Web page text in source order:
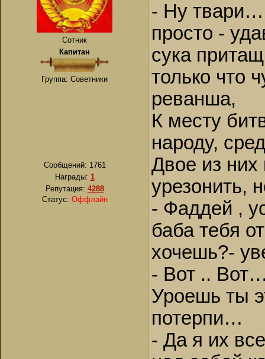
Сотник
Капитан
Группа: Советники
Сообщений: 1761
Награды: 1
Репутация: 4288
Статус: Оффлайн
- Ну
просто -
сука
только что
реванша,
К месту
народу,
Двое из них
урезонить,
- Фаддей ,
баба тебя
хочешь?-
- Вот ..
Уроешь ты
потерпи…
- Да я их